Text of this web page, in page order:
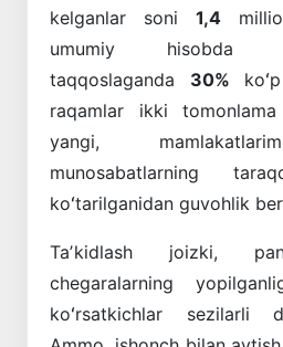
kelganlar soni 1,4
umumiy hisobda
taqqoslaganda 30%
raqamlar ikki
yangi,
munosabatlarning
koʻtarilganidan guvohlik
Taʼkidlash joizki,
chegaralarning
koʻrsatkichlar sezilarli